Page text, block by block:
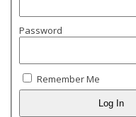
Password
Remember Me